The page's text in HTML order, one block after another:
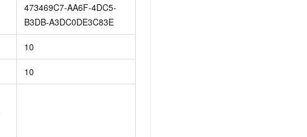
473469C7-AA6F-4DC5-
B3DB-A3DC0DE3C83E
10
10